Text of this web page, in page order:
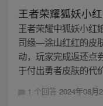
王者荣耀狐妖小
王者荣耀中狐妖小红
司缘—涂山红红的皮
动，玩家完成返还点
于付出勇者皮肤的代
1 个回答 2024年08月